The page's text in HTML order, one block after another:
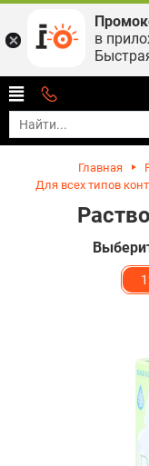
Главная
Для всех типов
в